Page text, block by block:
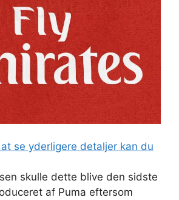
se yderligere detaljer kan du
skulle dette blive den sidste
af Puma eftersom